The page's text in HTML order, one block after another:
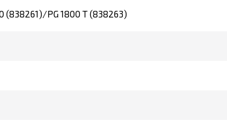
(838261)/PG 1800 Т (838263)